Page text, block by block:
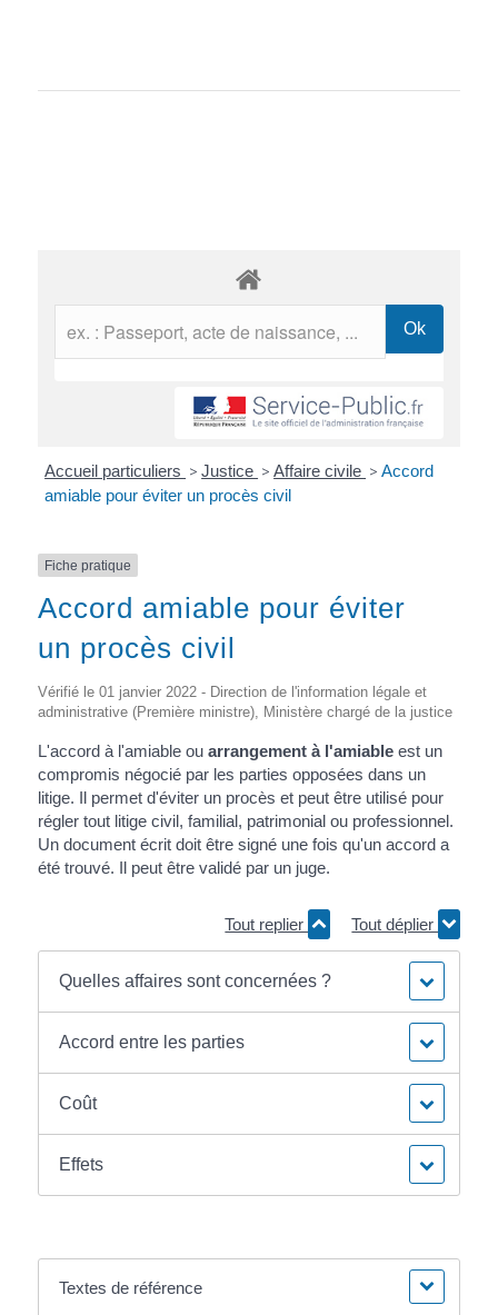
Accueil particuliers > Justice > Affaire civile > Accord
amiable pour éviter un procès civil
Fiche pratique
Accord amiable pour éviter
un procès civil
Vérifié le 01 janvier 2022 - Direction de l'information légale et
administrative (Première ministre), Ministère chargé de la justice
L'accord à l'amiable ou arrangement à l'amiableest un
compromis négocié par les parties opposées dans un
litige. Il permet d'éviter un procès et peut être utilisé pour
régler tout litige civil, familial, patrimonial ou professionnel.
Un document écrit doit être signé une fois qu'un accord a
été trouvé. Il peut être validé par un juge.
Tout replier Tout déplier
Quelles affaires sont concernées ?
Accord entre les parties
Coût
Effets
Textes de référence